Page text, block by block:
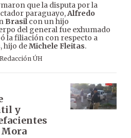
que la disputa por la
paraguayo,Alfredo
Brasilcon un hijo
del general fue exhumado
la filiación con respecto a
, hijo deMichele Fleitas.
Redacción ÚH
y
Mora